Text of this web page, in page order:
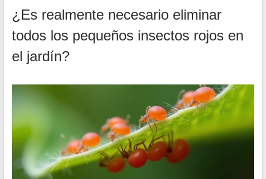
¿Es realmente necesario eliminar
todos los pequeños insectos rojos en
el jardín?